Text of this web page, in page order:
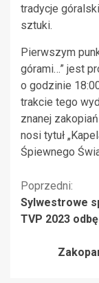
tradycje
sztuki.
Pierwszym
górami…” jest
o godzinie
trakcie tego
znanej
nosi tytuł
Śpiewnego
Poprzedni:
Sylwestrowe
TVP 2023